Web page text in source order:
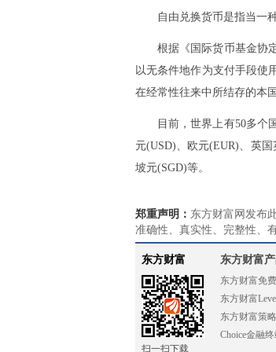
自由兑换货币是指当一
根据《国际货币基金协
以无条件地作为支付手段使
在经常性往来中所结存的本
目前，世界上有50多个
元(USD)、欧元(EUR)、英
坡元(SGD)等。
郑重声明： 东方财富网发布
准确性、真实性、完整性、
东方财富
扫一扫下载
东方财富
东方财富免
东方财富
东方财富策
Choice金融